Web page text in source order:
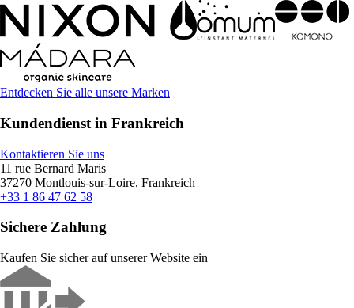
Entdecken Sie alle unsere Marken
Kundendienst in Frankreich
Kontaktieren Sie uns
11 rue Bernard Maris
37270 Montlouis-sur-Loire, Frankreich
+33 1 86 47 62 58
Sichere Zahlung
Kaufen Sie sicher auf unserer Website ein